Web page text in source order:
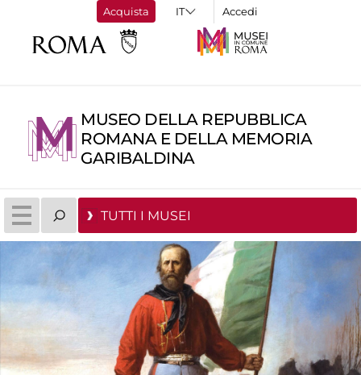
Acquista Accedi
MUSEO DELLA REPUBBLICA
ROMANA E DELLA MEMORIA
GARIBALDINA
TUTTI I MUSEI